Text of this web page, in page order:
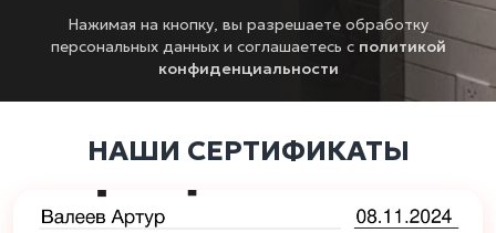
Нажимая на кнопку, вы разрешаете обработку
персональных данных и соглашаетесь с политикой
конфиденциальности
НАШИ СЕРТИФИКАТЫ